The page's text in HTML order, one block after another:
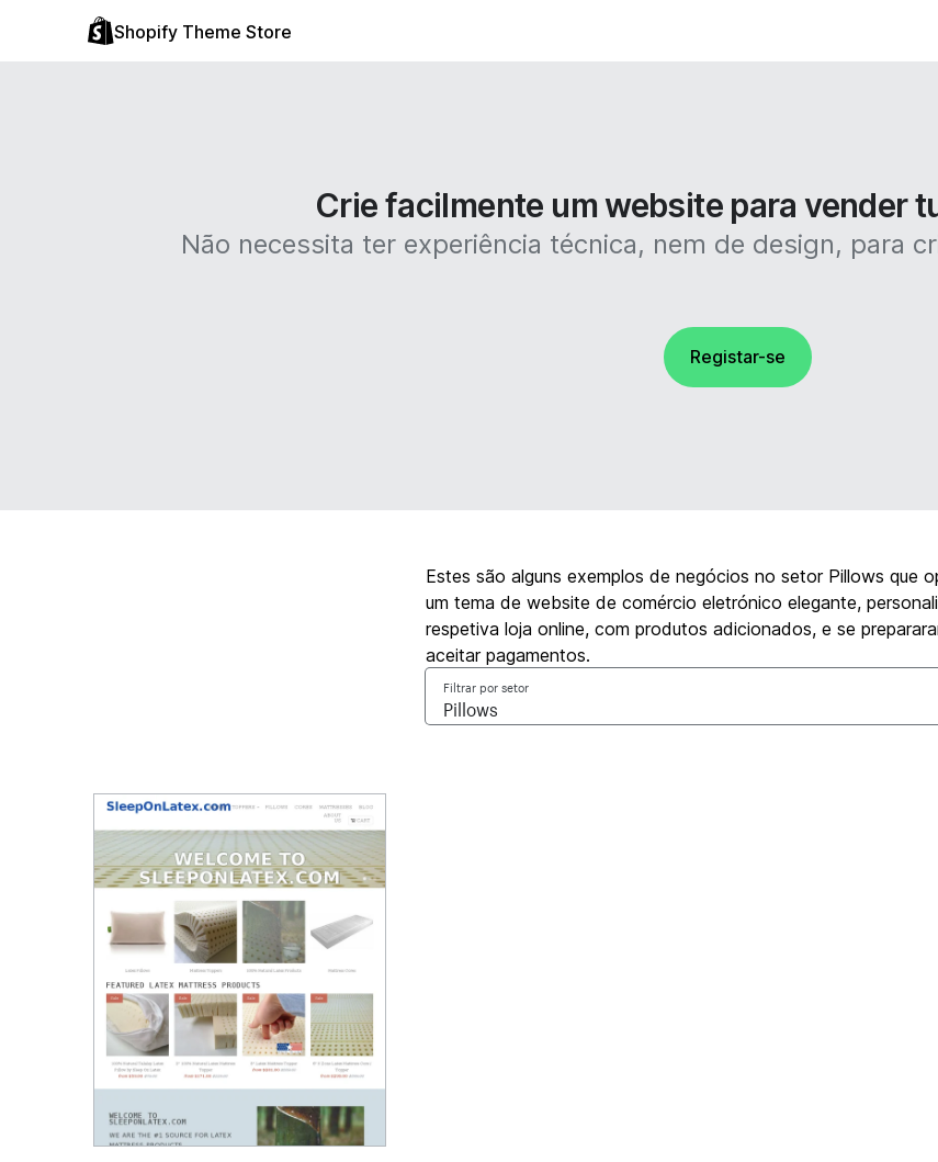
Shopify Theme Store
Crie facilmente um website para vender
Não necessita ter experiência técnica, nem de design, para
Registar-se
Estes são alguns exemplos de negócios no setor Pillows que
um tema de website de comércio eletrónico elegante,
respetiva loja online, com produtos adicionados, e se
aceitar pagamentos.
Filtrar por setor